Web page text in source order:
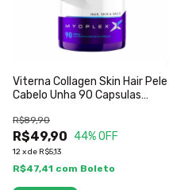
Viterna Collagen Skin Hair Pele
Cabelo Unha 90 Capsulas
R$49,90
R$89,90
44% OFF
12xde R$5,13
R$47,41 com Boleto